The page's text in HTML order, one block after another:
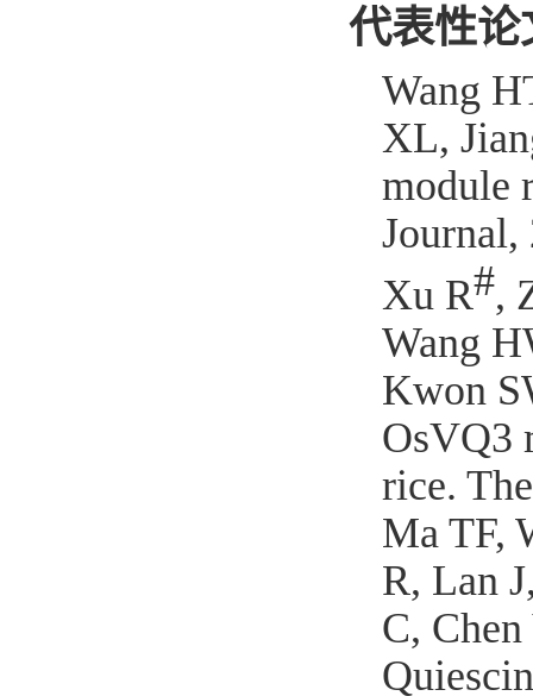
代表性论
Wang
XL,
module
Journal,
Xu R#,
Wang
Kwon
OsVQ3
rice.
Ma TF,
R, Lan
C,